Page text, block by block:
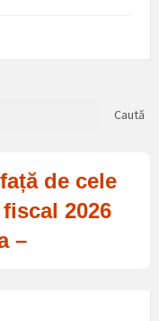
Caută
de cele
2026
–